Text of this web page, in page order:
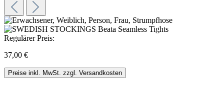
Regulärer Preis:
37,00 €
Preise inkl. MwSt. zzgl. Versandkosten